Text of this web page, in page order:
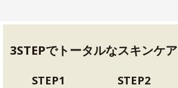
3STEPでトータルなスキンケア
STEP1 STEP2